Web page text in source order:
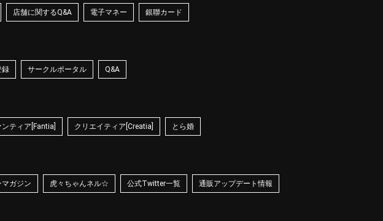
店舗に関するQ&A 電子マネー 銀聯カード
録 サークルポータル Q&A
ンティア[Fantia] クリエイティア[Creatia] とら婚
ガジン 虎々ちゃんネル☆ 公式Twitter一覧 通販アップデート情報